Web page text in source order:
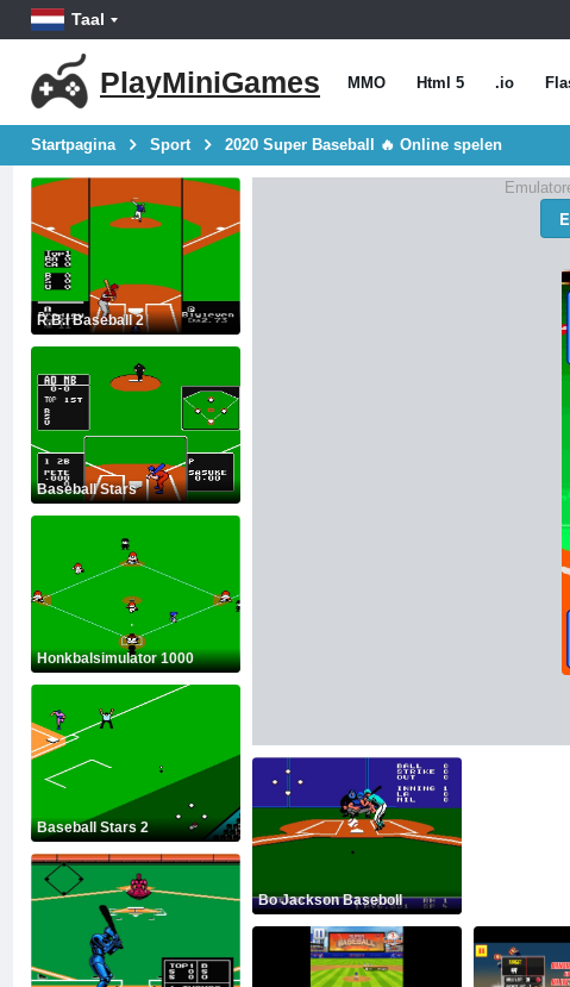
Taal
PlayMiniGames MMO Html 5 .io
Startpagina Sport 2020 Super Baseball 🔥 Online spelen
R.B.I Baseball 2
Baseball Stars
Honkbalsimulator 1000
Baseball Stars 2
Bo Jackson Baseboll